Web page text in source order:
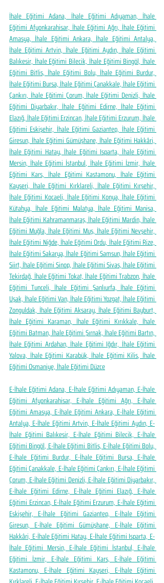
İhale Eğitimi Adana, İhale Eğitimi Adıyaman, İhale
Eğitimi Afyonkarahisar, İhale Eğitimi Ağrı, İhale Eğitimi
Amasya, İhale Eğitimi Ankara, İhale Eğitimi Antalya,
İhale Eğitimi Artvin, İhale Eğitimi Aydın, İhale Eğitimi
Balıkesir, İhale Eğitimi Bilecik, İhale Eğitimi Bingöl, İhale
Eğitimi Bitlis, İhale Eğitimi Bolu, İhale Eğitimi Burdur,
İhale Eğitimi Bursa, İhale Eğitimi Çanakkale, İhale Eğitimi
Çankırı, İhale Eğitimi Çorum, İhale Eğitimi Denizli, İhale
Eğitimi Diyarbakır, İhale Eğitimi Edirne, İhale Eğitimi
Elazığ, İhale Eğitimi Erzincan, İhale Eğitimi Erzurum, İhale
Eğitimi Eskişehir, İhale Eğitimi Gaziantep, İhale Eğitimi
Giresun, İhale Eğitimi Gümüşhane, İhale Eğitimi Hakkâri,
İhale Eğitimi Hatay, İhale Eğitimi Isparta, İhale Eğitimi
Mersin, İhale Eğitimi İstanbul, İhale Eğitimi İzmir, İhale
Eğitimi Kars, İhale Eğitimi Kastamonu, İhale Eğitimi
Kayseri, İhale Eğitimi Kırklareli, İhale Eğitimi Kırşehir,
İhale Eğitimi Kocaeli, İhale Eğitimi Konya, İhale Eğitimi
Kütahya, İhale Eğitimi Malatya, İhale Eğitimi Manisa,
İhale Eğitimi Kahramanmaraş, İhale Eğitimi Mardin, İhale
Eğitimi Muğla, İhale Eğitimi Muş, İhale Eğitimi Nevşehir,
İhale Eğitimi Niğde, İhale Eğitimi Ordu, İhale Eğitimi Rize,
İhale Eğitimi Sakarya, İhale Eğitimi Samsun, İhale Eğitimi
Siirt, İhale Eğitimi Sinop, İhale Eğitimi Sivas, İhale Eğitimi
Tekirdağ, İhale Eğitimi Tokat, İhale Eğitimi Trabzon, İhale
Eğitimi Tunceli, İhale Eğitimi Şanlıurfa, İhale Eğitimi
Uşak, İhale Eğitimi Van, İhale Eğitimi Yozgat, İhale Eğitimi
Zonguldak, İhale Eğitimi Aksaray, İhale Eğitimi Bayburt,
İhale Eğitimi Karaman, İhale Eğitimi Kırıkkale, İhale
Eğitimi Batman, İhale Eğitimi Şırnak, İhale Eğitimi Bartın,
İhale Eğitimi Ardahan, İhale Eğitimi Iğdır, İhale Eğitimi
Yalova, İhale Eğitimi Karabük, İhale Eğitimi Kilis, İhale
Eğitimi Osmaniye, İhale Eğitimi Düzce
E-İhale Eğitimi Adana, E-İhale Eğitimi Adıyaman, E-İhale
Eğitimi Afyonkarahisar, E-İhale Eğitimi Ağrı, E-İhale
Eğitimi Amasya, E-İhale Eğitimi Ankara, E-İhale Eğitimi
Antalya, E-İhale Eğitimi Artvin, E-İhale Eğitimi Aydın, E-
İhale Eğitimi Balıkesir, E-İhale Eğitimi Bilecik, E-İhale
Eğitimi Bingöl, E-İhale Eğitimi Bitlis, E-İhale Eğitimi Bolu,
E-İhale Eğitimi Burdur, E-İhale Eğitimi Bursa, E-İhale
Eğitimi Çanakkale, E-İhale Eğitimi Çankırı, E-İhale Eğitimi
Çorum, E-İhale Eğitimi Denizli, E-İhale Eğitimi Diyarbakır,
E-İhale Eğitimi Edirne, E-İhale Eğitimi Elazığ, E-İhale
Eğitimi Erzincan, E-İhale Eğitimi Erzurum, E-İhale Eğitimi
Eskişehir, E-İhale Eğitimi Gaziantep, E-İhale Eğitimi
Giresun, E-İhale Eğitimi Gümüşhane, E-İhale Eğitimi
Hakkâri, E-İhale Eğitimi Hatay, E-İhale Eğitimi Isparta, E-
İhale Eğitimi Mersin, E-İhale Eğitimi İstanbul, E-İhale
Eğitimi İzmir, E-İhale Eğitimi Kars, E-İhale Eğitimi
Kastamonu, E-İhale Eğitimi Kayseri, E-İhale Eğitimi